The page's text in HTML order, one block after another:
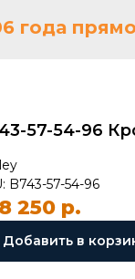
57-54-96
B743-57-54-96
250 р.
Добавить в